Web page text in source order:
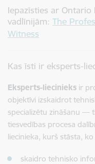
Iepazīsties ar
vadlīnijām: The
Witness
Kas īsti ir eksperts-
Eksperts-liecinieks ir
objektīvi izskaidrot
specializētu zināšanu —
tiesvedības procesa
liecinieka, kurš stāsta,
skaidro tehnisko